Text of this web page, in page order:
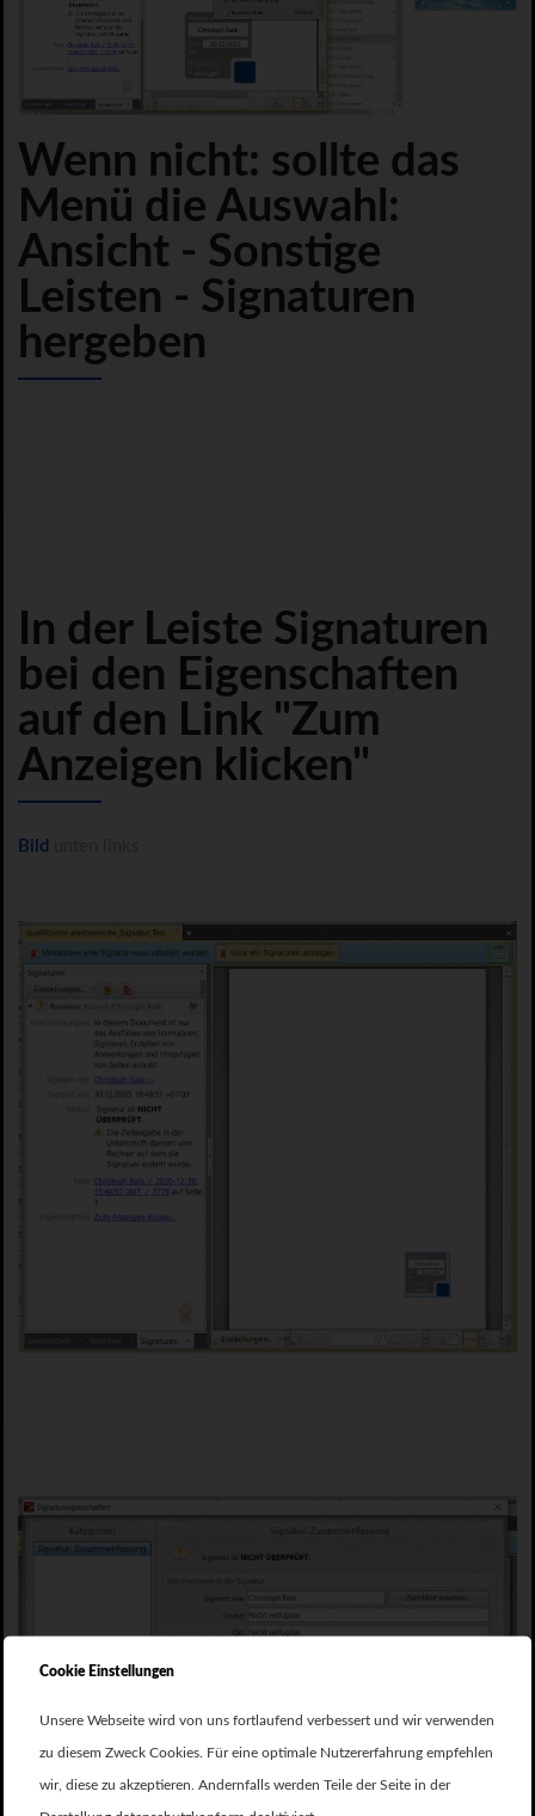
Wenn nicht: sollte das
Menü die Auswahl:
Ansicht - Sonstige
Leisten - Signaturen
hergeben
In der Leiste Signaturen
bei den Eigenschaften
auf den Link "Zum
Anzeigen klicken"
Bild
Cookie Einstellungen
Unsere Webseite wird von uns fortlaufend verbessert und wir verwenden
zu diesem Zweck Cookies. Für eine optimale Nutzererfahrung empfehlen
wir, diese zu akzeptieren. Andernfalls werden Teile der Seite in der